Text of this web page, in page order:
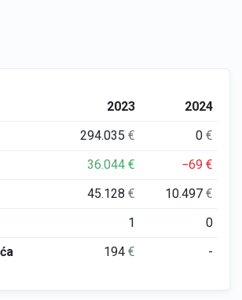
2023
2024
294.035€ 0€
36.044€ −69€
45.128€ 10.497€
1
0
194€ -